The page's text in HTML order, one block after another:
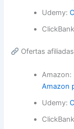
Udemy:
Ofertas
Amazon:
Amazon
Udemy: